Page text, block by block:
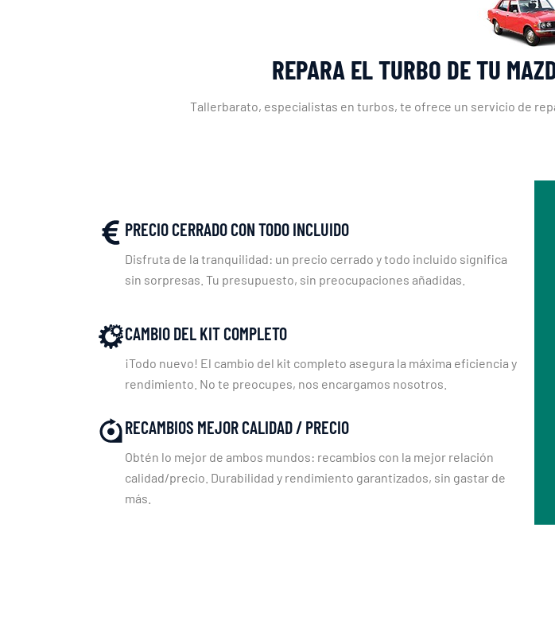
REPARA EL TURBO DE TU
Tallerbarato, especialistas en turbos, te ofrece un servicio de
PRECIO CERRADO CON TODO INCLUIDO
Disfruta de la tranquilidad: un precio cerrado y todo incluido significa
sin sorpresas. Tu presupuesto, sin preocupaciones añadidas.
CAMBIO DEL KIT COMPLETO
¡Todo nuevo! El cambio del kit completo asegura la máxima eficiencia y
rendimiento. No te preocupes, nos encargamos nosotros.
RECAMBIOS MEJOR CALIDAD / PRECIO
Obtén lo mejor de ambos mundos: recambios con la mejor relación
calidad/precio. Durabilidad y rendimiento garantizados, sin gastar de
más.